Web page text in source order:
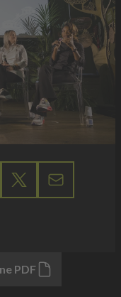
PDF